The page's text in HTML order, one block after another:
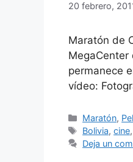
20 febrero,
Maratón de
MegaCenter
permanece
vídeo:
Categorías
Maratón,
Etiquetas
Bolivia,cine,
Deja un